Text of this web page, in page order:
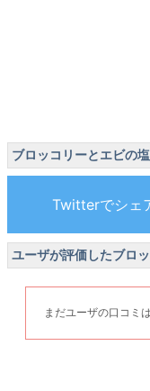
ブロッコリーとエビの
ユーザが評価したブロ
まだユーザの口コミ